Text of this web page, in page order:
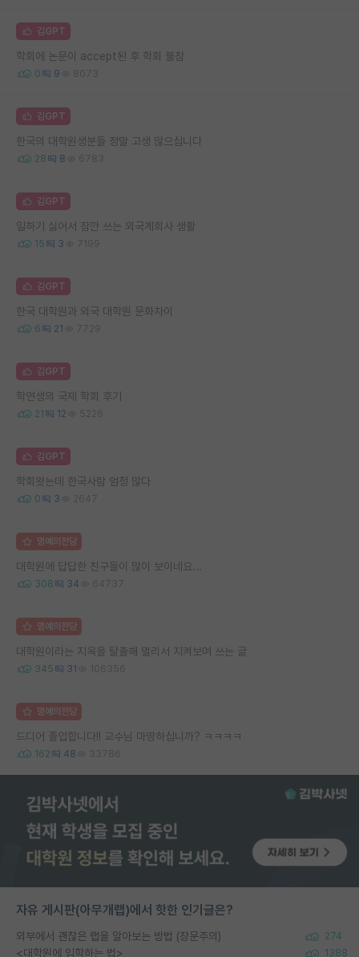
김GPT
학회에 논문이 accept된 후 학회 불참
0 9 8073
김GPT
한국의 대학원생분들 정말 고생 많으십니다
28 8 6783
김GPT
일하기 싫어서 잠깐 쓰는 외국계회사 생활
15 3 7199
김GPT
한국 대학원과 외국 대학원 문화차이
6 21 7729
김GPT
학연생의 국제 학회 후기
21 12 5226
김GPT
학회왓는데 한국사람 엄청 많다
0 3 2647
명예의전당
대학원에 답답한 친구들이 많이 보이네요...
308 34 64737
명예의전당
대학원이라는 지옥을 탈출해 멀리서 지켜보며 쓰는 글
345 31 106356
명예의전당
드디어 졸업합니다!! 교수님 마땅하십니까? ㅋㅋㅋㅋ
162 48 33786
자유 게시판(아무개랩)에서 핫한 인기글은?
외부에서 괜찮은 랩을 알아보는 방법 (장문주의) 274
<대학원에 입학하는 법> 1388